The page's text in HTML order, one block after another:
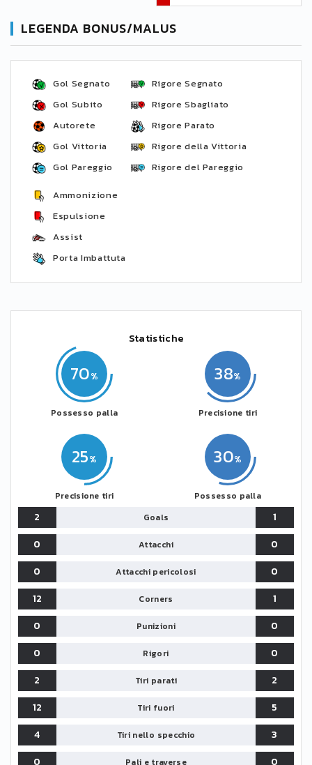
LEGENDA BONUS/MALUS
Gol Segnato
Gol Subito
Autorete
Gol Vittoria
Gol Pareggio
Rigore Segnato
Rigore Sbagliato
Rigore Parato
Rigore della Vittoria
Rigore del Pareggio
Ammonizione
Espulsione
Assist
Porta Imbattuta
Statistiche
70
Possesso palla
25
Precisione tiri
30
Possesso palla
38
Precisione tiri
2 Goals
1
0
Attacchi
0
0
Attacchi pericolosi
0
12
Corners
1
0
Punizioni
0
0
Rigori
0
2
Tiri parati
2
12
Tiri fuori
5
4
Tiri nello specchio
3
0
Pali e traverse 0